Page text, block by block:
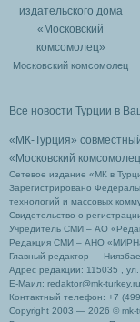
Московский комсомолец
Все новости Турции в
«МК-Турция»
«Московский
Сетевое издание «МК в
Зарегистрировано
технологий и массовых
Свидетельство о
Учредитель СМИ – АО
Редакция СМИ – АНО
Главный редактор —
Адрес редакции: 115035 ,
Е-Маил: redaktor@mk-turkey.ru
Контактный телефон: +7
Copyright 2003 — 2026 © mk-